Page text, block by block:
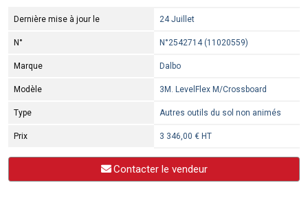
Dernière mise à jour le 24 Juillet
N° N°2542714 (11020559)
Marque Dalbo
Modèle 3M. LevelFlex M/Crossboard
Type Autres outils du sol non animés
Prix 3 346,00 € HT
Contacter le vendeur